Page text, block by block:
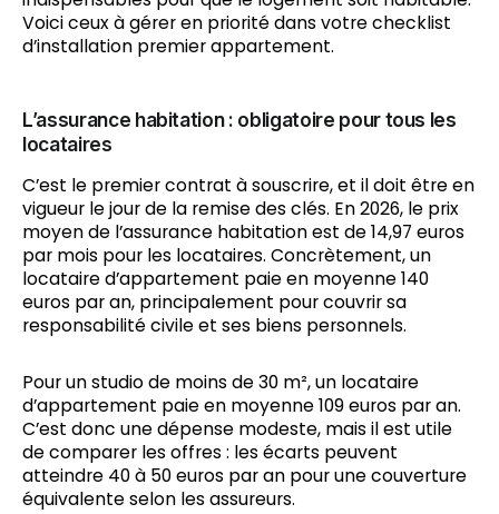
Voici ceux à gérer en priorité dans votre checklist
d’installation premier appartement.
L’assurance habitation : obligatoire pour tous les
locataires
C’est le premier contrat à souscrire, et il doit être en
vigueur le jour de la remise des clés. En 2026, le prix
moyen de l’assurance habitation est de 14,97 euros
par mois pour les locataires. Concrètement, un
locataire d’appartement paie en moyenne 140
euros par an, principalement pour couvrir sa
responsabilité civile et ses biens personnels.
Pour un studio de moins de 30 m², un locataire
d’appartement paie en moyenne 109 euros par an.
C’est donc une dépense modeste, mais il est utile
de comparer les offres : les écarts peuvent
atteindre 40 à 50 euros par an pour une couverture
équivalente selon les assureurs.